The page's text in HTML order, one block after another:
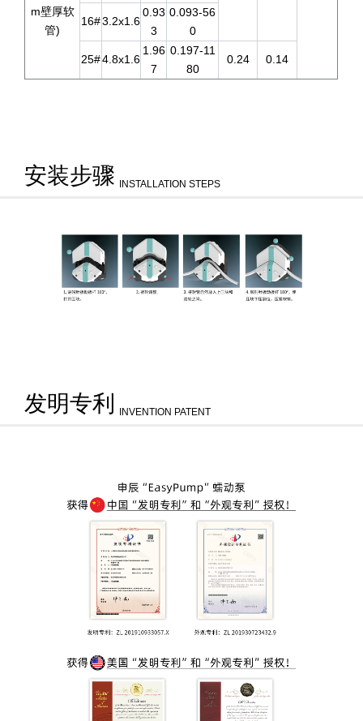
m壁厚软
管)
16#3.2x1.6
0.93
3
0.093-56
0
25#4.8x1.6
1.96
7
0.197-11
80
0.24 0.14
安装步骤 INSTALLATION STEPS
发明专利 INVENTION PATENT